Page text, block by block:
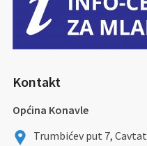
Kontakt
Općina Konavle
Trumbićev put 7, Cavtat